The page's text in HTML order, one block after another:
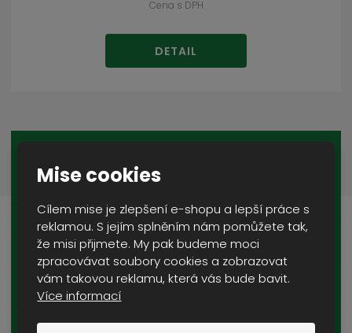
Mise cookies
Cílem mise je zlepšení e-shopu a lepší práce s
reklamou. S jejím splněním nám pomůžete tak,
že misi přijmete. My pak budeme moci
zpracovávat soubory cookies a zobrazovat
vám takovou reklamu, která vás bude bavit.
Více informací
Cena s DPH
DETAIL
MIKINY
SVETRY
BLŮZY
VESTY